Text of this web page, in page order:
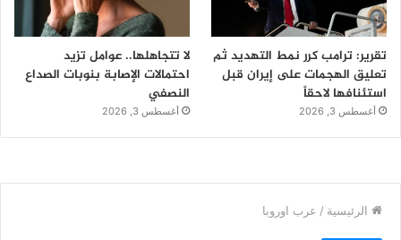
تقرير: ترامب كرر نمط التهديد ثم
تعليق الهجمات على إيران قبل
استئنافها لاحقاً
أغسطس 3, 2026
لا تتجاهلها.. عوامل تزيد
احتمالات الإصابة بنوبات الصداع
النصفي
أغسطس 3, 2026